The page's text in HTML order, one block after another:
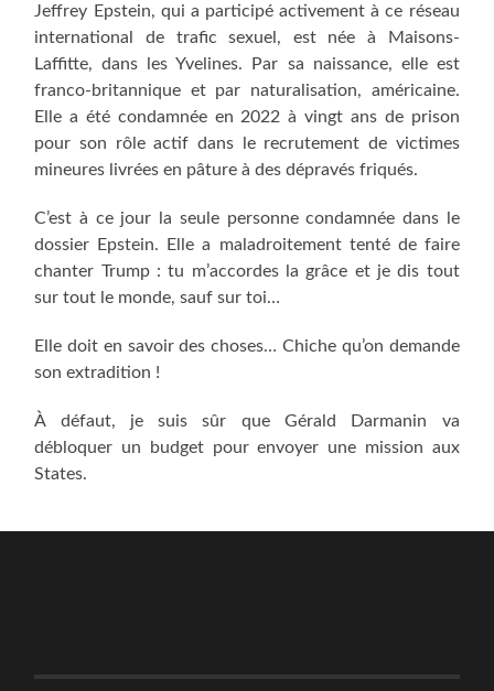
Jeffrey Epstein, qui a participé activement à ce réseau
international de trafic sexuel, est née à Maisons-
Laffitte, dans les Yvelines. Par sa naissance, elle est
franco-britannique et par naturalisation, américaine.
Elle a été condamnée en 2022 à vingt ans de prison
pour son rôle actif dans le recrutement de victimes
mineures livrées en pâture à des dépravés friqués.
C’est à ce jour la seule personne condamnée dans le
dossier Epstein. Elle a maladroitement tenté de faire
chanter Trump : tu m’accordes la grâce et je dis tout
sur tout le monde, sauf sur toi…
Elle doit en savoir des choses… Chiche qu’on demande
son extradition !
À défaut, je suis sûr que Gérald Darmanin va
débloquer un budget pour envoyer une mission aux
States.